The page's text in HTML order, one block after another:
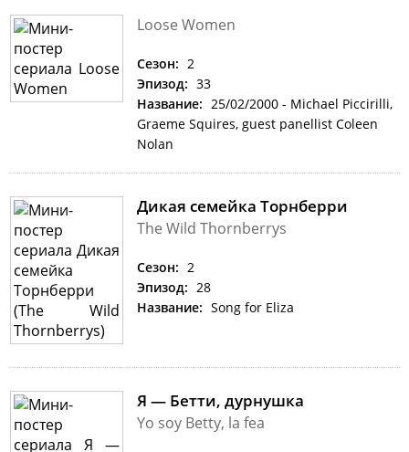
Loose Women
Сезон: 2
Эпизод: 33
Название: 25/02/2000 - Michael Piccirilli,
Graeme Squires, guest panellist Coleen
Nolan
Дикая семейка Торнберри
The Wild Thornberrys
Сезон: 2
Эпизод: 28
Название: Song for Eliza
Я — Бетти, дурнушка
Yo soy Betty, la fea